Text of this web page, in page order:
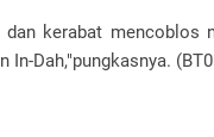
dan kerabat
In-Dah,"pungkasnya.